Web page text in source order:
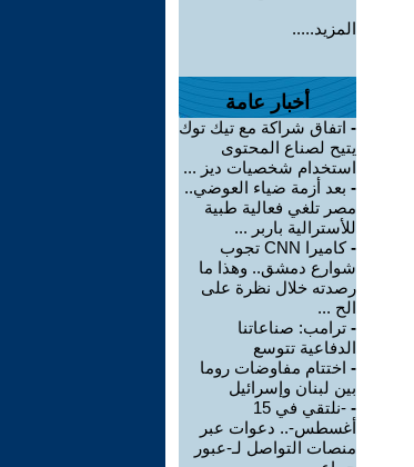
المزيد.....
أخبار عامة
- اتفاق شراكة مع تيك توك
يتيح لصناع المحتوى
استخدام شخصيات ديز ...
- بعد أزمة ضياء العوضي..
مصر تلغي فعالية طبية
للأسترالية باربر ...
-
كاميرا CNN تجوب
شوارع دمشق.. وهذا ما
رصدته خلال نظرة على
الح ...
- ترامب: صناعاتنا
الدفاعية تتوسع
- اختتام مفاوضات روما
بين لبنان وإسرائيل
-
-نلتقي في 15
أغسطس-.. دعوات عبر
منصات التواصل لـ-عبور